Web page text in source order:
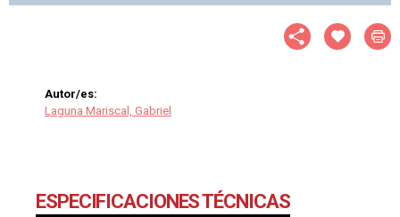
Autor/es:
Laguna Mariscal, Gabriel
ESPECIFICACIONES TÉCNICAS